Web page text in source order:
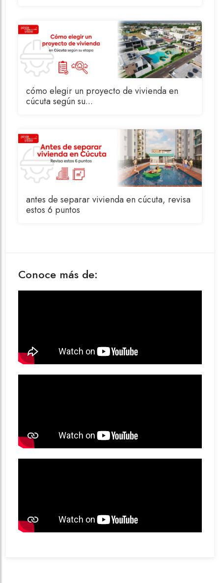
cómo elegir un proyecto de vivienda en
cúcuta según su...
antes de separar vivienda en cúcuta, revisa
estos 6 puntos
Conoce más de: